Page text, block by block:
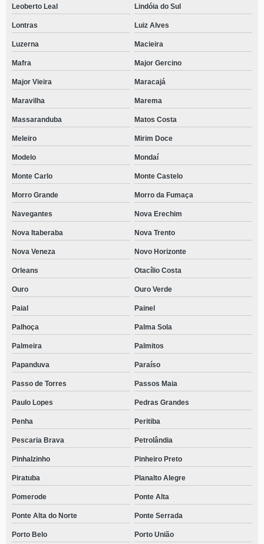
Leoberto Leal Lindóia do Sul
Lontras Luiz Alves
Luzerna Macieira
Mafra Major Gercino
Major Vieira Maracajá
Maravilha Marema
Massaranduba Matos Costa
Meleiro Mirim Doce
Modelo Mondaí
Monte Carlo Monte Castelo
Morro Grande Morro da Fumaça
Navegantes Nova Erechim
Nova Itaberaba Nova Trento
Nova Veneza Novo Horizonte
Orleans Otacílio Costa
Ouro Ouro Verde
Paial Painel
Palhoça Palma Sola
Palmeira Palmitos
Papanduva Paraíso
Passo de Torres Passos Maia
Paulo Lopes Pedras Grandes
Penha Peritiba
Pescaria Brava Petrolândia
Pinhalzinho Pinheiro Preto
Piratuba Planalto Alegre
Pomerode Ponte Alta
Ponte Alta do Norte Ponte Serrada
Porto Belo Porto União